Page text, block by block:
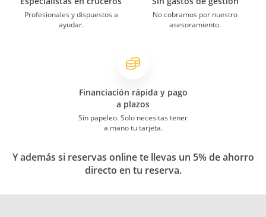
Profesionales y dispuestos a
ayudar.
No cobramos por nuestro
asesoramiento.
Financiación rápida y pago
a plazos
Sin papeleo. Solo necesitas tener
a mano tu tarjeta.
Y además si reservas online te llevas un 5% de ahorro
directo en tu reserva.